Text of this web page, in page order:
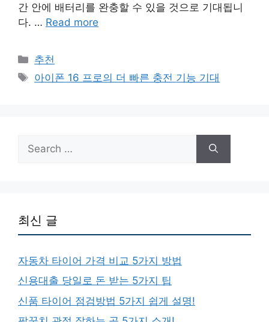
간 안에 배터리를 완충할 수 있을 것으로 기대됩니
다. … Read more
Categories
추천
Tags
아이폰 16 프로의 더 빠른 충전 기능 기대
for:
최신 글
자동차 타이어 가격 비교 5가지 방법
신용대출 당일로 돈 받는 5가지 팁
신품 타이어 점검방법 5가지 쉽게 설명!